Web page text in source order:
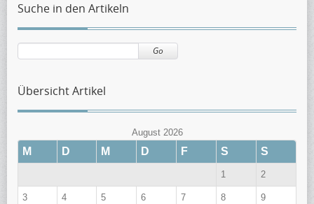
Suche in den Artikeln
Go
Übersicht Artikel
August 2026
M D M D F S S
1 2
3 4 5 6 7 8 9